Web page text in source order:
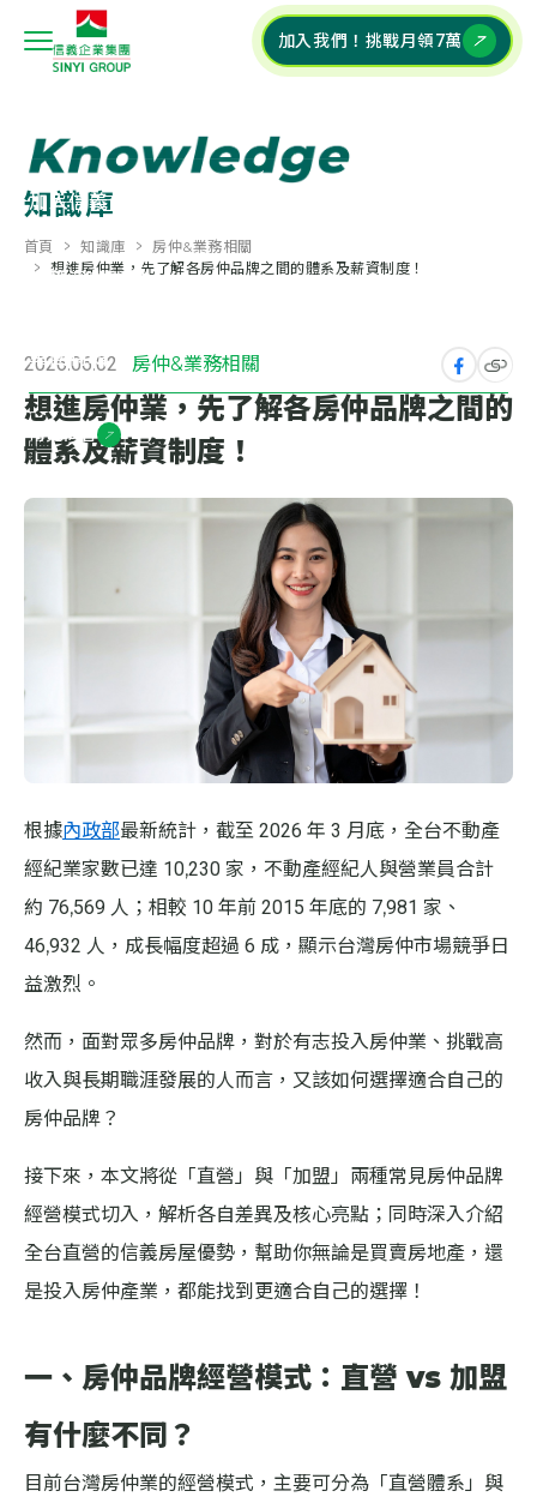
加入信義企業集團
校園深耕計畫
集團特輯 +
常見問答
加入我們！挑戰月領7萬
知識庫
首頁 知識庫
房仲&業務相關
想進房仲業，先了解各房仲品牌之間的體系及薪資制度！
2026.06.02 房仲&業務相關
想進房仲業，先了解各房仲品牌之間的
體系及薪資制度！
根據內政部最新統計，截至 2026 年 3 月底，全台不動產
經紀業家數已達 10,230 家，不動產經紀人與營業員合計
約 76,569 人；相較 10 年前 2015 年底的 7,981 家、
46,932 人，成長幅度超過 6 成，顯示台灣房仲市場競爭日
益激烈。
然而，面對眾多房仲品牌，對於有志投入房仲業、挑戰高
收入與長期職涯發展的人而言，又該如何選擇適合自己的
房仲品牌？
接下來，本文將從「直營」與「加盟」兩種常見房仲品牌
經營模式切入，解析各自差異及核心亮點；同時深入介紹
全台直營的信義房屋優勢，幫助你無論是買賣房地產，還
是投入房仲產業，都能找到更適合自己的選擇！
一、房仲品牌經營模式：直營 vs 加盟
有什麼不同？
目前台灣房仲業的經營模式，主要可分為「直營體系」與